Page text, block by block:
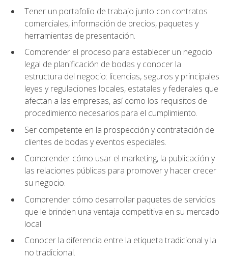
Tener un portafolio de trabajo junto con contratos
comerciales, información de precios, paquetes y
herramientas de presentación.
Comprender el proceso para establecer un negocio
legal de planificación de bodas y conocer la
estructura del negocio: licencias, seguros y principales
leyes y regulaciones locales, estatales y federales que
afectan a las empresas, así como los requisitos de
procedimiento necesarios para el cumplimiento.
Ser competente en la prospección y contratación de
clientes de bodas y eventos especiales.
Comprender cómo usar el marketing, la publicación y
las relaciones públicas para promover y hacer crecer
su negocio.
Comprender cómo desarrollar paquetes de servicios
que le brinden una ventaja competitiva en su mercado
local.
Conocer la diferencia entre la etiqueta tradicional y la
no tradicional.